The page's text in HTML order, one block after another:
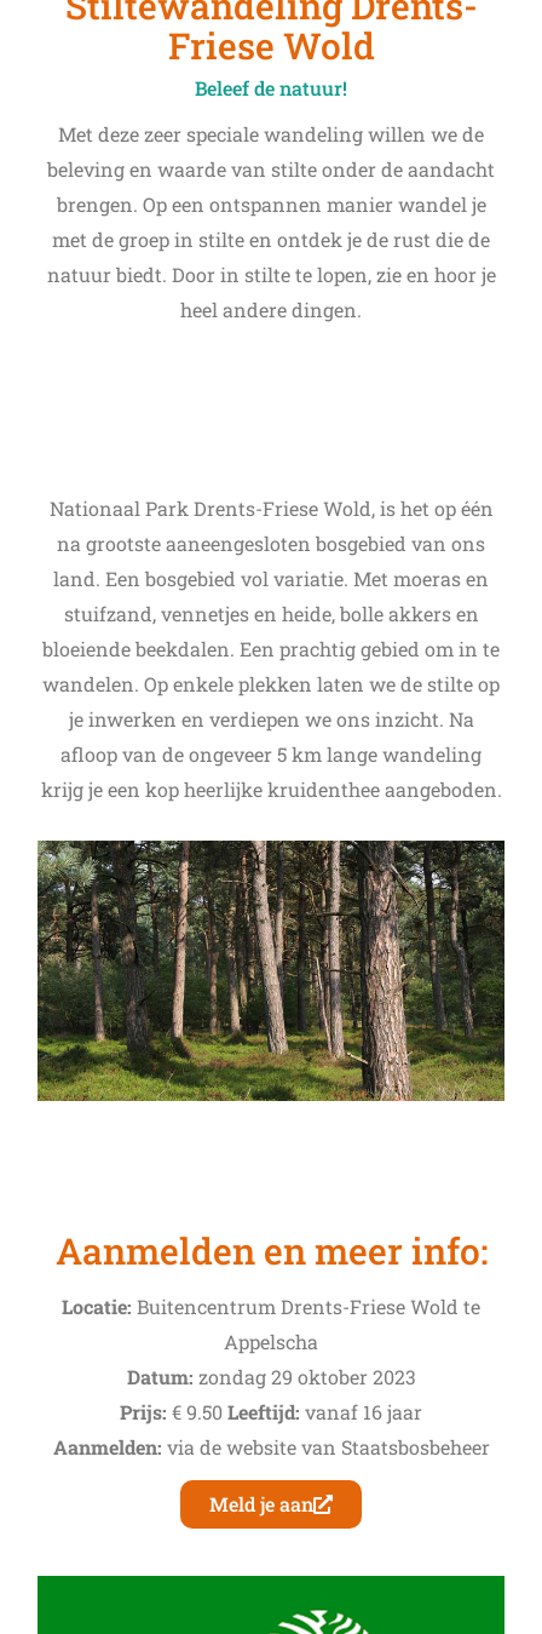
Friese Wold
Beleef de natuur!
Met deze zeer speciale wandeling willen we de
beleving en waarde van stilte onder de aandacht
brengen. Op een ontspannen manier wandel je
met de groep in stilte en ontdek je de rust die de
natuur biedt. Door in stilte te lopen, zie en hoor je
heel andere dingen.
Nationaal Park Drents-Friese Wold, is het op één
na grootste aaneengesloten bosgebied van ons
land. Een bosgebied vol variatie. Met moeras en
stuifzand, vennetjes en heide, bolle akkers en
bloeiende beekdalen. Een prachtig gebied om in te
wandelen. Op enkele plekken laten we de stilte op
je inwerken en verdiepen we ons inzicht. Na
afloop van de ongeveer 5 km lange wandeling
krijg je een kop heerlijke kruidenthee aangeboden.
Aanmelden en meer info:
Locatie: Buitencentrum Drents-Friese Wold te
Appelscha
Datum: zondag 29 oktober 2023
Prijs: € 9.50Leeftijd: vanaf 16 jaar
Aanmelden: via de website van Staatsbosbeheer
Meld je aan